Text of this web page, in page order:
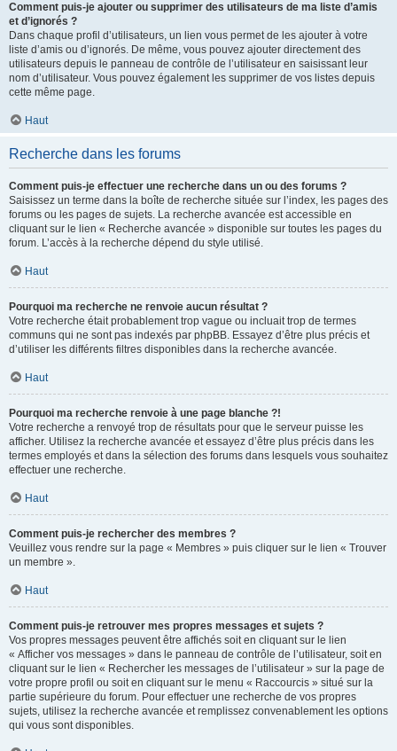
Comment puis-je ajouter ou supprimer des utilisateurs de ma liste d’amis
et d’ignorés ?
Dans chaque profil d’utilisateurs, un lien vous permet de les ajouter à votre
liste d’amis ou d’ignorés. De même, vous pouvez ajouter directement des
utilisateurs depuis le panneau de contrôle de l’utilisateur en saisissant leur
nom d’utilisateur. Vous pouvez également les supprimer de vos listes depuis
cette même page.
Haut
Recherche dans les forums
Comment puis-je effectuer une recherche dans un ou des forums ?
Saisissez un terme dans la boîte de recherche située sur l’index, les pages des
forums ou les pages de sujets. La recherche avancée est accessible en
cliquant sur le lien « Recherche avancée » disponible sur toutes les pages du
forum. L’accès à la recherche dépend du style utilisé.
Haut
Pourquoi ma recherche ne renvoie aucun résultat ?
Votre recherche était probablement trop vague ou incluait trop de termes
communs qui ne sont pas indexés par phpBB. Essayez d’être plus précis et
d’utiliser les différents filtres disponibles dans la recherche avancée.
Haut
Pourquoi ma recherche renvoie à une page blanche ?!
Votre recherche a renvoyé trop de résultats pour que le serveur puisse les
afficher. Utilisez la recherche avancée et essayez d’être plus précis dans les
termes employés et dans la sélection des forums dans lesquels vous souhaitez
effectuer une recherche.
Haut
Comment puis-je rechercher des membres ?
Veuillez vous rendre sur la page « Membres » puis cliquer sur le lien « Trouver
un membre ».
Haut
Comment puis-je retrouver mes propres messages et sujets ?
Vos propres messages peuvent être affichés soit en cliquant sur le lien
« Afficher vos messages » dans le panneau de contrôle de l’utilisateur, soit en
cliquant sur le lien « Rechercher les messages de l’utilisateur » sur la page de
votre propre profil ou soit en cliquant sur le menu « Raccourcis » situé sur la
partie supérieure du forum. Pour effectuer une recherche de vos propres
sujets, utilisez la recherche avancée et remplissez convenablement les options
qui vous sont disponibles.